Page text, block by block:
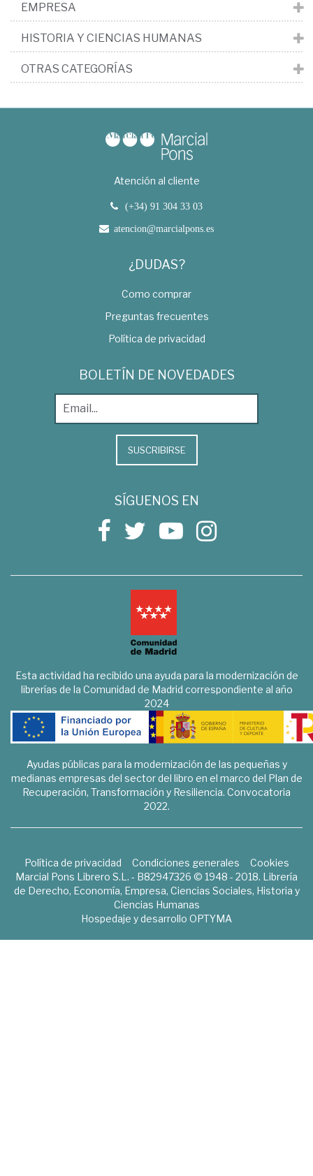
EMPRESA
HISTORIA Y CIENCIAS HUMANAS
OTRAS CATEGORÍAS
Atención al cliente
(+34) 91 304 33 03
atencion@marcialpons.es
¿DUDAS?
Como comprar
Preguntas frecuentes
Política de privacidad
BOLETÍN DE NOVEDADES
SUSCRIBIRSE
SÍGUENOS EN
Esta actividad ha recibido una ayuda para la modernización de
librerías de la Comunidad de Madrid correspondiente al año
2024
Ayudas públicas para la modernización de las pequeñas y
medianas empresas del sector del libro en el marco del Plan de
Recuperación, Transformación y Resiliencia. Convocatoria
2022.
Política de privacidad Condiciones generales
Cookies
Marcial Pons Librero S.L. - B82947326 © 1948 - 2018. Librería
de Derecho, Economía, Empresa, Ciencias Sociales, Historia y
Ciencias Humanas
Hospedaje y desarrollo OPTYMA